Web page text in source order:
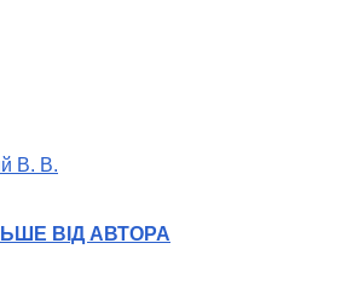
В. В.
ВІД АВТОРА